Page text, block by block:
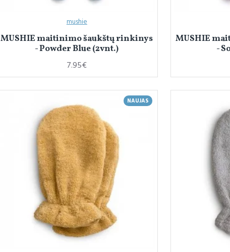
mushie
MUSHIE maitinimo šaukštų rinkinys
- Powder Blue (2vnt.)
7.95€
MUSHIE
-
NAUJAS